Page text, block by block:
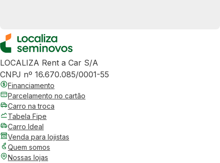
LOCALIZA Rent a Car S/A
CNPJ nº 16.670.085/0001-55
Financiamento
Parcelamento no cartão
Carro na troca
Tabela Fipe
Carro Ideal
Venda para lojistas
Quem somos
Nossas lojas